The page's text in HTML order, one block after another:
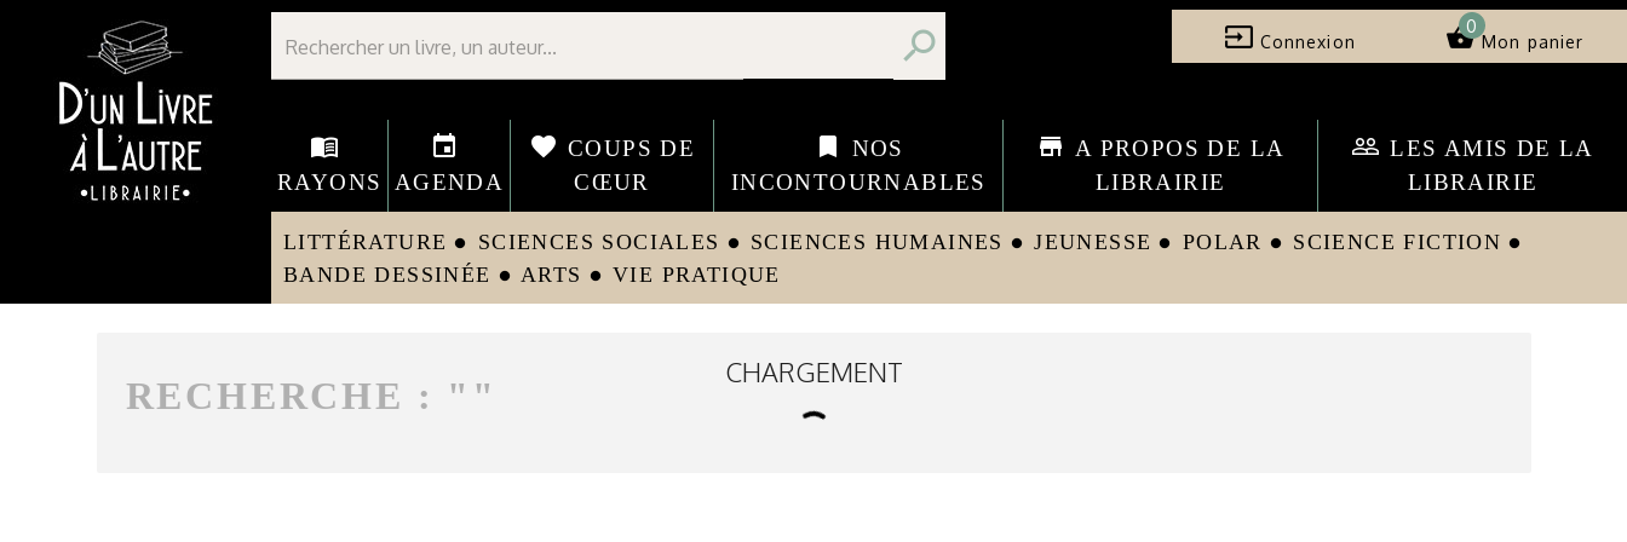
Librairie D'un livre à l'autre - Avranches
search input Connexion shopping_basket
0
Mon panier
menu_book
RAYONS
event
AGENDA
favorite COUPS DE
CŒUR
bookmark
NOS
INCONTOURNABLES
store A PROPOS DE LA
LIBRAIRIE
people_outline LES AMIS DE LA
LIBRAIRIE
LITTÉRATURE circle SCIENCES SOCIALES circle SCIENCES HUMAINES circle JEUNESSE circle POLAR circle SCIENCE FICTION circle
BANDE DESSINÉE circle ARTS circle VIE PRATIQUE
RECHERCHE : " "
CHARGEMENT